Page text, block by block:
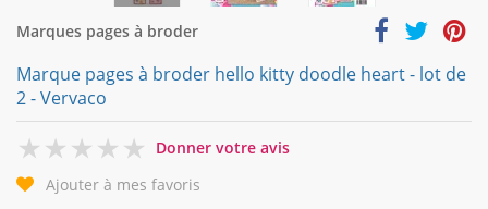
Marques pages à broder
Marque pages à broder hello kitty doodle heart - lot de
2 - Vervaco
0
Donner votre avis
Ajouter à mes favoris